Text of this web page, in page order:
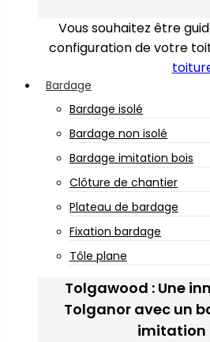
Vous souhaitez être
configuration de votre
Bardage
Bardage isolé
Bardage non isolé
Bardage imitation bois
Clôture de chantier
Plateau de bardage
Fixation bardage
Tôle plane
Tolgawood : Une
Tolganor avec un
imitation